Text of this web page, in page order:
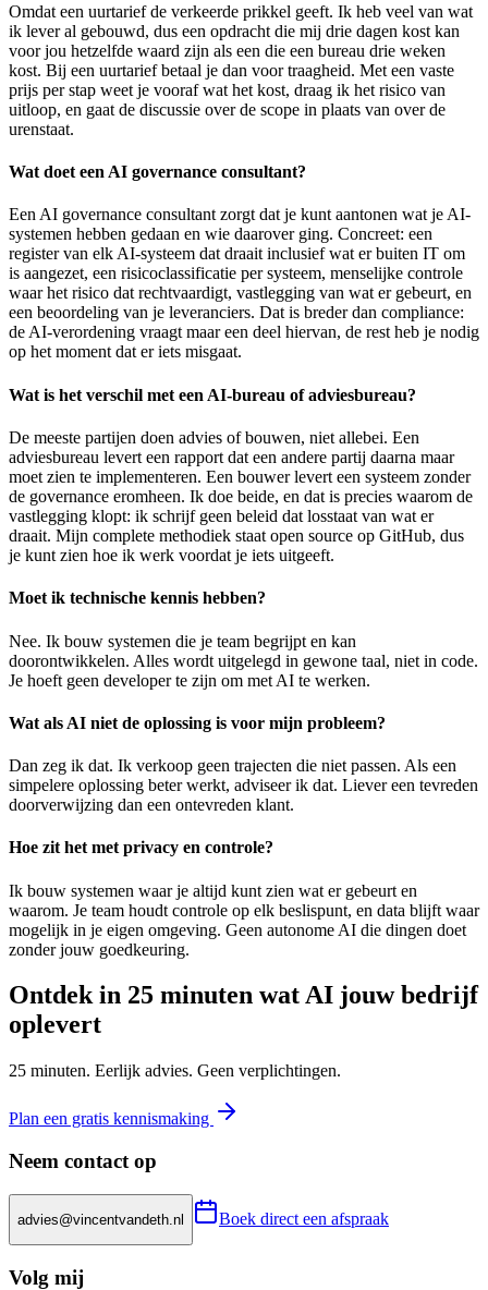
Omdat een uurtarief de verkeerde prikkel geeft. Ik heb veel van wat
ik lever al gebouwd, dus een opdracht die mij drie dagen kost kan
voor jou hetzelfde waard zijn als een die een bureau drie weken
kost. Bij een uurtarief betaal je dan voor traagheid. Met een vaste
prijs per stap weet je vooraf wat het kost, draag ik het risico van
uitloop, en gaat de discussie over de scope in plaats van over de
urenstaat.
Wat doet een AI governance consultant?
Een AI governance consultant zorgt dat je kunt aantonen wat je AI-
systemen hebben gedaan en wie daarover ging. Concreet: een
register van elk AI-systeem dat draait inclusief wat er buiten IT om
is aangezet, een risicoclassificatie per systeem, menselijke controle
waar het risico dat rechtvaardigt, vastlegging van wat er gebeurt, en
een beoordeling van je leveranciers. Dat is breder dan compliance:
de AI-verordening vraagt maar een deel hiervan, de rest heb je nodig
op het moment dat er iets misgaat.
Wat is het verschil met een AI-bureau of adviesbureau?
De meeste partijen doen advies of bouwen, niet allebei. Een
adviesbureau levert een rapport dat een andere partij daarna maar
moet zien te implementeren. Een bouwer levert een systeem zonder
de governance eromheen. Ik doe beide, en dat is precies waarom de
vastlegging klopt: ik schrijf geen beleid dat losstaat van wat er
draait. Mijn complete methodiek staat open source op GitHub, dus
je kunt zien hoe ik werk voordat je iets uitgeeft.
Moet ik technische kennis hebben?
Nee. Ik bouw systemen die je team begrijpt en kan
doorontwikkelen. Alles wordt uitgelegd in gewone taal, niet in code.
Je hoeft geen developer te zijn om met AI te werken.
Wat als AI niet de oplossing is voor mijn probleem?
Dan zeg ik dat. Ik verkoop geen trajecten die niet passen. Als een
simpelere oplossing beter werkt, adviseer ik dat. Liever een tevreden
doorverwijzing dan een ontevreden klant.
Hoe zit het met privacy en controle?
Ik bouw systemen waar je altijd kunt zien wat er gebeurt en
waarom. Je team houdt controle op elk beslispunt, en data blijft waar
mogelijk in je eigen omgeving. Geen autonome AI die dingen doet
zonder jouw goedkeuring.
Ontdek in 25 minuten wat AI jouw bedrijf
oplevert
25 minuten. Eerlijk advies. Geen verplichtingen.
Plan een gratis kennismaking
Neem contact op
advies@vincentvandeth.nl Boek direct een afspraak
Volg mij